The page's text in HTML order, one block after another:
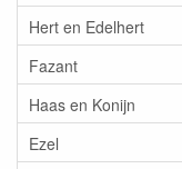
Hert en Edelhert
Fazant
Haas en Konijn
Ezel